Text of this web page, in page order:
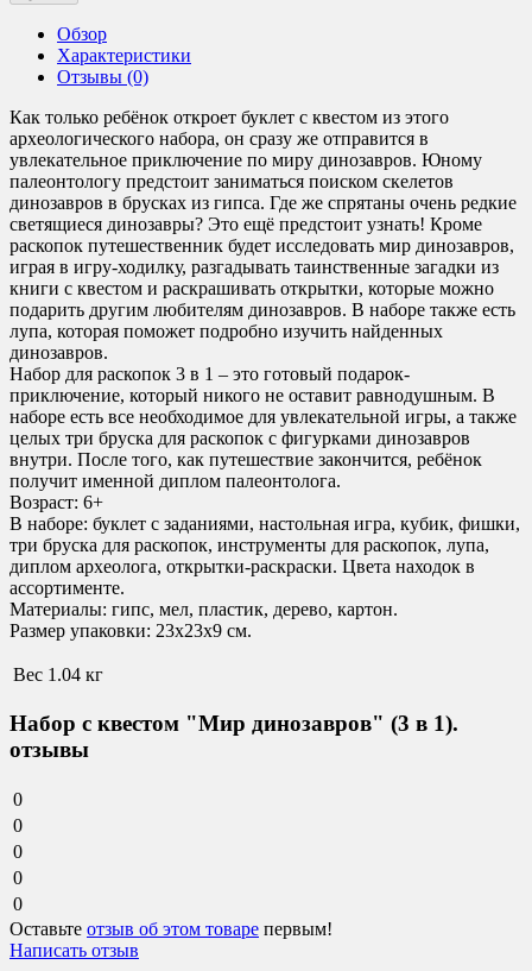
Обзор
Характеристики
Отзывы (0)
Как только ребёнок откроет буклет с квестом из этого
археологического набора, он сразу же отправится в
увлекательное приключение по миру динозавров. Юному
палеонтологу предстоит заниматься поиском скелетов
динозавров в брусках из гипса. Где же спрятаны очень редкие
светящиеся динозавры? Это ещё предстоит узнать! Кроме
раскопок путешественник будет исследовать мир динозавров,
играя в игру-ходилку, разгадывать таинственные загадки из
книги с квестом и раскрашивать открытки, которые можно
подарить другим любителям динозавров. В наборе также есть
лупа, которая поможет подробно изучить найденных
динозавров.
Набор для раскопок 3 в 1 – это готовый подарок-
приключение, который никого не оставит равнодушным. В
наборе есть все необходимое для увлекательной игры, а также
целых три бруска для раскопок с фигурками динозавров
внутри. После того, как путешествие закончится, ребёнок
получит именной диплом палеонтолога.
Возраст: 6+
В наборе: буклет с заданиями, настольная игра, кубик, фишки,
три бруска для раскопок, инструменты для раскопок, лупа,
диплом археолога, открытки-раскраски. Цвета находок в
ассортименте.
Материалы: гипс, мел, пластик, дерево, картон.
Размер упаковки: 23х23х9 см.
Вес 1.04 кг
Набор с квестом "Мир динозавров" (3 в 1).
отзывы
0
0
0
0
0
Оставьте отзыв об этом товаре первым!
Написать отзыв